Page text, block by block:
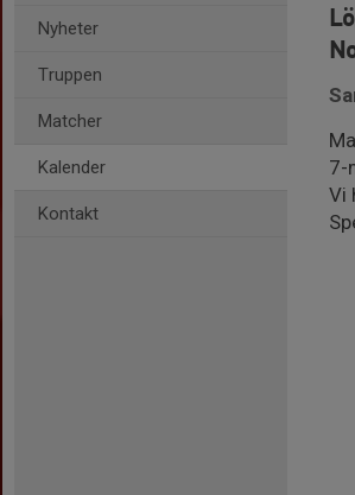
Nyheter
Truppen
Matcher
Kalender
Kontakt
7-
Vi